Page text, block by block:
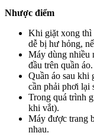
Nhược điểm
Khi giặt xong thì
dễ bị hư hỏng,
Máy dùng nhiều
đầu trên quần áo.
Quần áo sau khi
cần phải phơi lại
Trong quá trình
khi vắt).
Máy được trang
nhau.